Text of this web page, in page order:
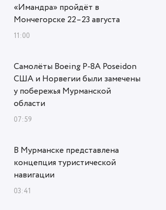
«Имандра» пройдёт в
Мончегорске 22–23 августа
11:00
Самолёты Boeing P-8A Poseidon
США и Норвегии были замечены
у побережья Мурманской
области
07:59
В Мурманске представлена
концепция туристической
навигации
03:41